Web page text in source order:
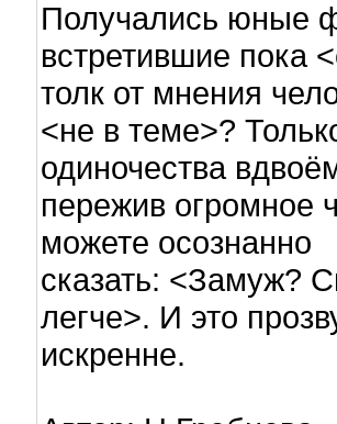
Получались юные
встретившие пока
толк от мнения
<не в теме>?
одиночества
пережив огромное
можете осознанно
сказать: <Замуж?
легче>. И это
искренне.